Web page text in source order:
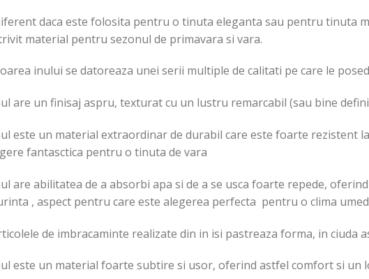
daca este folosita pentru o tinuta eleganta sau pentru tinuta
material pentru sezonul de primavara si vara.
inului se datoreaza unei serii multiple de calitati pe care le
are un finisaj aspru, texturat cu un lustru remarcabil (sau bine
este un material extraordinar de durabil care este foarte rezistent
fantasctica pentru o tinuta de vara
are abilitatea de a absorbi apa si de a se usca foarte repede,
, aspect pentru care este alegerea perfecta pentru o clima
de imbracaminte realizate din in isi pastreaza forma, in ciuda
este un material foarte subtire si usor, oferind astfel comfort si un